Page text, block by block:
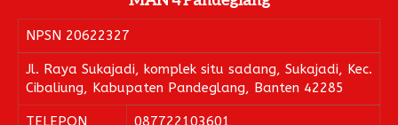
NPSN 20622327
Jl. Raya Sukajadi, komplek situ sadang, Sukajadi, Kec.
Cibaliung, Kabupaten Pandeglang, Banten 42285
TELEPON 087722103601